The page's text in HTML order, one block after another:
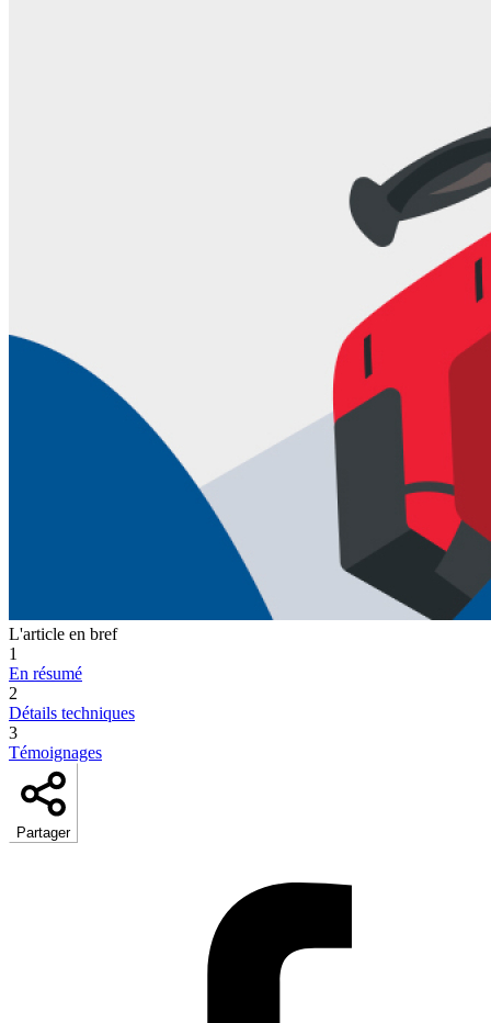
L'article en bref
1
En résumé
2
Détails techniques
3
Témoignages
Partager